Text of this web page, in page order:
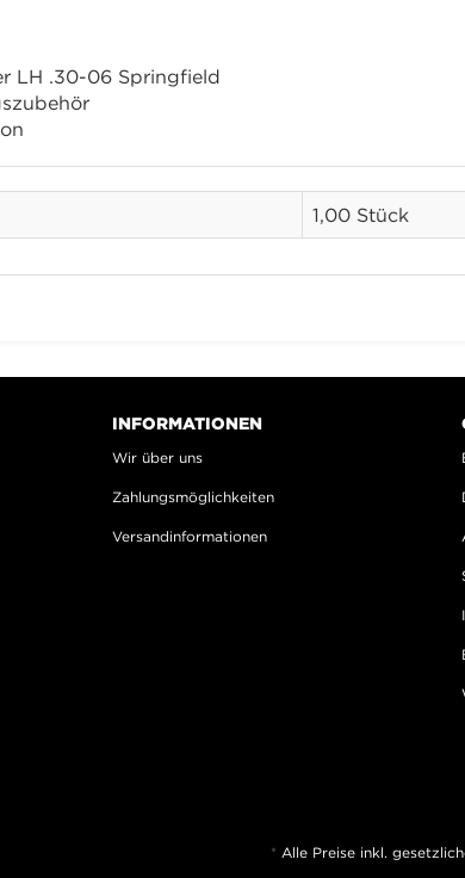
LH .30-06 Springfield
1,00 Stück
INFORMATIONEN
Wir über uns
Zahlungsmöglichkeiten
Versandinformationen
* Alle Preise inkl.